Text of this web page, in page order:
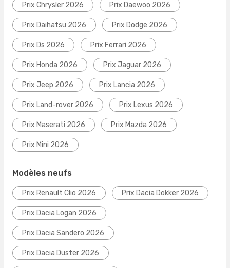
Prix Chrysler 2026 Prix Daewoo 2026
Prix Daihatsu 2026 Prix Dodge 2026
Prix Ds 2026 Prix Ferrari 2026
Prix Honda 2026 Prix Jaguar 2026
Prix Jeep 2026 Prix Lancia 2026
Prix Land-rover 2026 Prix Lexus 2026
Prix Maserati 2026 Prix Mazda 2026
Prix Mini 2026
Modèles neufs
Prix Renault Clio 2026 Prix Dacia Dokker 2026
Prix Dacia Logan 2026
Prix Dacia Sandero 2026
Prix Dacia Duster 2026